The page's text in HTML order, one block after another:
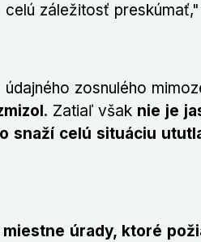
záležitosť
zosnulého
. Zatiaľ však nie je
snaží celú situáciu
úrady, ktoré